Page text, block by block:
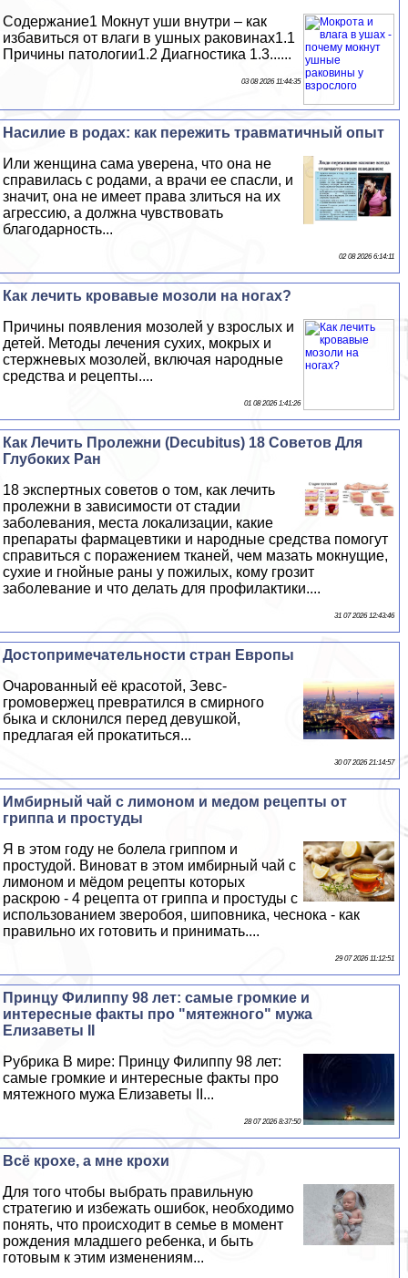
Содержание1 Мокнут уши внутри – как
избавиться от влаги в ушных paковинах1.1
Причины патологии1.2 Диагностика 1.3......
03 08 2026 11:44:35
Насилие в родах: как пережить травматичный опыт
Или женщина сама уверена, что она не
справилась с родами, а врачи ее спасли, и
значит, она не имеет права злиться на их
агрессию, а должна чувствовать
благодарность...
02 08 2026 6:14:11
Как лечить кровавые мозоли на ногах?
Причины появления мозолей у взрослых и
детей. Методы лечения сухих, мокрых и
стержневых мозолей, включая народные
средства и рецепты....
01 08 2026 1:41:26
Как Лечить Пролежни (Decubitus) 18 Советов Для
Глубоких Ран
18 экспертных советов о том, как лечить
пролежни в зависимости от стадии
заболевания, места локализации, какие
препараты фармацевтики и народные средства помогут
справиться с поражением тканей, чем мазать мокнущие,
сухие и гнойные раны у пожилых, кому грозит
заболевание и что делать для профилактики....
31 07 2026 12:43:46
Достопримечательности стран Европы
Очарованный её красотой, Зевс-
громовержец превратился в смирного
быка и склонился перед дeвyшкой,
предлагая ей прокатиться...
30 07 2026 21:14:57
Имбирный чай с лимоном и медом рецепты от
гриппа и простуды
Я в этом году не болела гриппом и
простудой. Виноват в этом имбирный чай с
лимоном и мёдом рецепты которых
раскрою - 4 рецепта от гриппа и простуды с
использованием зверобоя, шиповника, чеснока - как
правильно их готовить и принимать....
29 07 2026 11:12:51
Принцу Филиппу 98 лет: самые громкие и
интересные факты про "мятежного" мужа
Елизаветы II
Рубрика В мире: Принцу Филиппу 98 лет:
самые громкие и интересные факты про
мятежного мужа Елизаветы II...
28 07 2026 8:37:50
Всё крохе, а мне крохи
Для того чтобы выбрать правильную
стратегию и избежать ошибок, необходимо
понять, что происходит в семье в момент
рождения младшего ребенка, и быть
готовым к этим изменениям...